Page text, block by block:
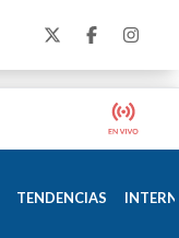
TENDENCIAS